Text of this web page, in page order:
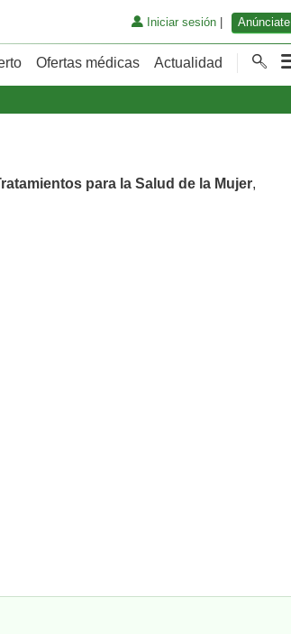
Iniciar sesión| Anúnciate
Ofertas médicas Actualidad
para la Salud de la Mujer,